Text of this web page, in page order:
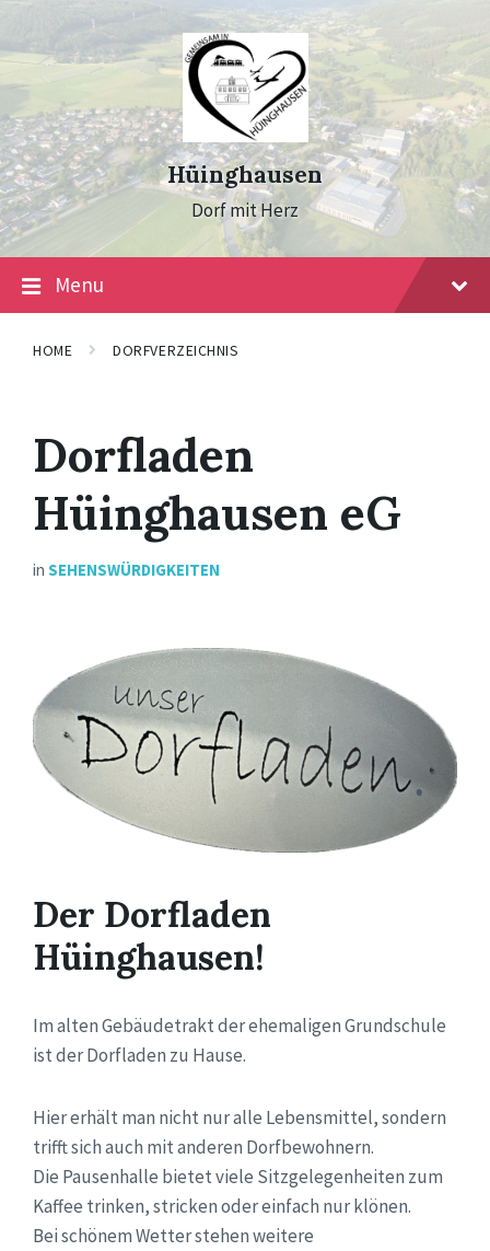
Skip
content
Skip
main
navigation
Skip
footer
Hüinghausen
Dorf mit Herz
Menu
HOME DORFVERZEICHNIS
Dorfladen
Hüinghausen eG
in SEHENSWÜRDIGKEITEN
Der Dorfladen
Hüinghausen!
Im alten Gebäudetrakt der ehemaligen Grundschule
ist der Dorfladen zu Hause.
Hier erhält man nicht nur alle Lebensmittel, sondern
trifft sich auch mit anderen Dorfbewohnern.
Die Pausenhalle bietet viele Sitzgelegenheiten zum
Kaffee trinken, stricken oder einfach nur klönen.
Bei schönem Wetter stehen weitere